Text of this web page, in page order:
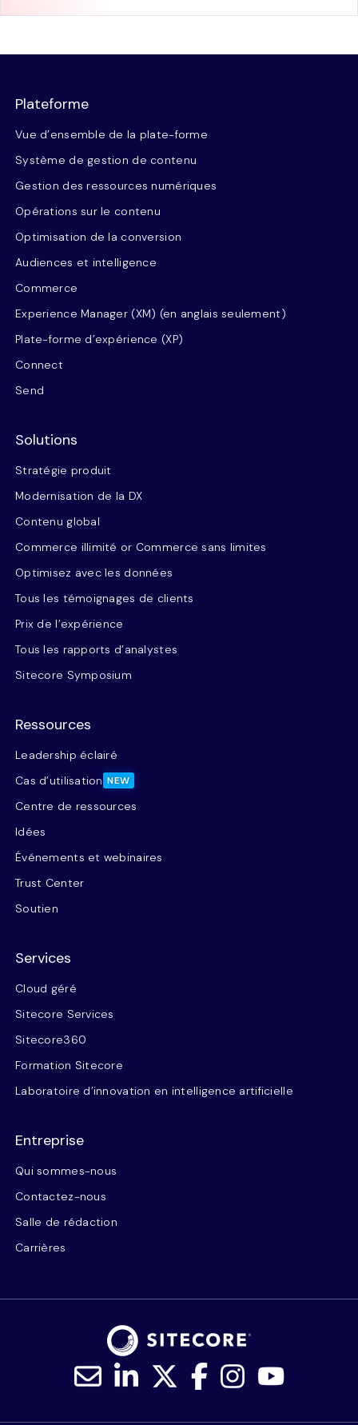
Plateforme
Vue d’ensemble de la plate-forme
Système de gestion de contenu
Gestion des ressources numériques
Opérations sur le contenu
Optimisation de la conversion
Audiences et intelligence
Commerce
Experience Manager (XM) (en anglais seulement)
Plate-forme d’expérience (XP)
Connect
Send
Solutions
Stratégie produit
Modernisation de la DX
Contenu global
Commerce illimité or Commerce sans limites
Optimisez avec les données
Tous les témoignages de clients
Prix de l’expérience
Tous les rapports d’analystes
Sitecore Symposium
Ressources
Leadership éclairé
Cas d’utilisation NEW
Centre de ressources
Idées
Événements et webinaires
Trust Center
Soutien
Services
Cloud géré
Sitecore Services
Sitecore360
Formation Sitecore
Laboratoire d’innovation en intelligence artificielle
Entreprise
Qui sommes-nous
Contactez-nous
Salle de rédaction
Carrières